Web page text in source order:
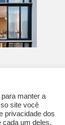
manter a
site você
privacidade dos
cada um deles,